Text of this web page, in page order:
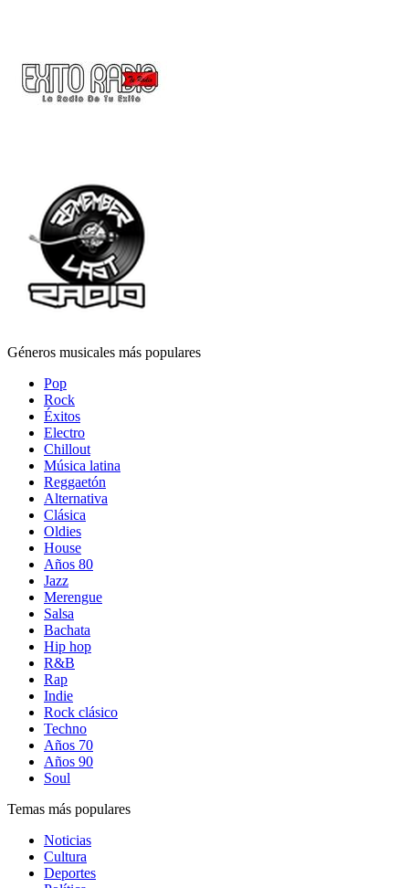
Géneros musicales más populares
Pop
Rock
Éxitos
Electro
Chillout
Música latina
Reggaetón
Alternativa
Clásica
Oldies
House
Años 80
Jazz
Merengue
Salsa
Bachata
Hip hop
R&B
Rap
Indie
Rock clásico
Techno
Años 70
Años 90
Soul
Temas más populares
Noticias
Cultura
Deportes